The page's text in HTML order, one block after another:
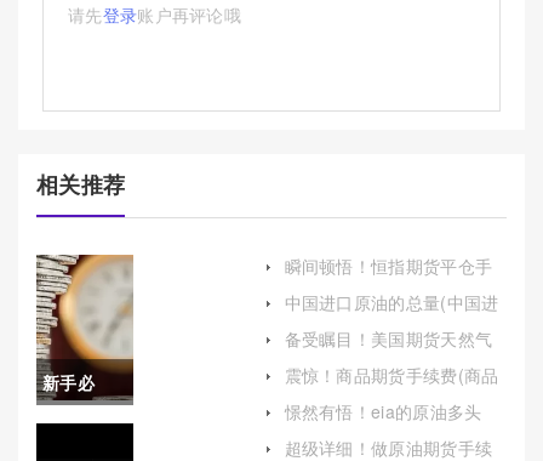
请先登录账户再评论哦
相关推荐
新手必
备！最新
瞬间顿悟！恒指期货平仓手
手)
中国进口原油的总量(中国进
备受瞩目！美国期货天然气
理解和应对这一重要成本因
素）
震惊！商品期货手续费(商品
憬然有悟！eia的原油多头
超级详细！做原油期货手续